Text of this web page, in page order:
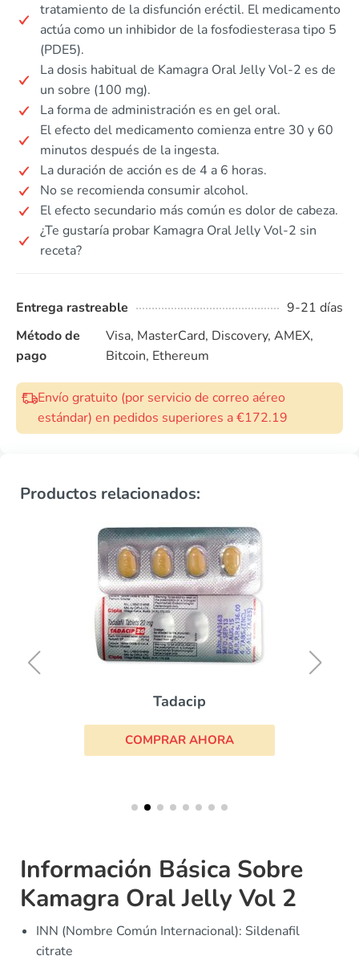
tratamiento de la disfunción eréctil. El medicamento
actúa como un inhibidor de la fosfodiesterasa tipo 5
(PDE5).
La dosis habitual de Kamagra Oral Jelly Vol-2 es de
un sobre (100 mg).
La forma de administración es en gel oral.
El efecto del medicamento comienza entre 30 y 60
minutos después de la ingesta.
La duración de acción es de 4 a 6 horas.
No se recomienda consumir alcohol.
El efecto secundario más común es dolor de cabeza.
¿Te gustaría probar Kamagra Oral Jelly Vol-2 sin
receta?
Entrega rastreable
9-21 días
Método de
pago
Visa, MasterCard, Discovery, AMEX,
Bitcoin, Ethereum
Envío gratuito (por servicio de correo aéreo
estándar) en pedidos superiores a €172.19
Productos relacionados:
Tadacip
COMPRAR AHORA
Información Básica Sobre
Kamagra Oral Jelly Vol 2
INN (Nombre Común Internacional): Sildenafil
citrate